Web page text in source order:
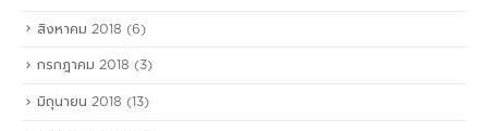
สิงหาคม 2018 (6)
กรกฎาคม 2018 (3)
มิถุนายน 2018 (13)